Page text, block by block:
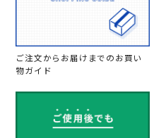
ご注文からお届けまでのお買い
物ガイド